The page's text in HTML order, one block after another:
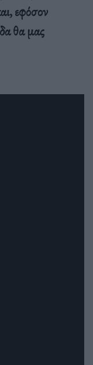
εφόσον
θα μας